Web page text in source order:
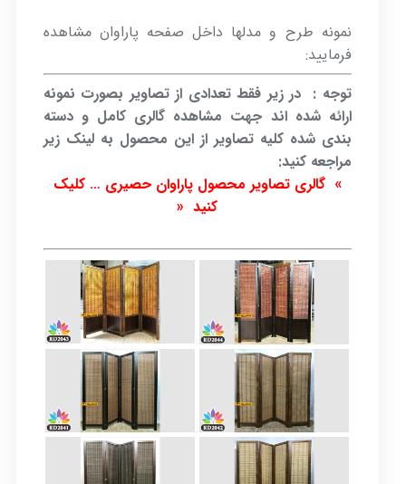
نمونه طرح و مدلها داخل صفحه پاراوان مشاهده
فرمایید:
توجه : در زیر فقط تعدادی از تصاویر بصورت نمونه
ارائه شده اند جهت مشاهده گالری کامل و دسته
بندی شده کلیه تصاویر از این محصول به لینک زیر
مراجعه کنید:
» گالری تصاویر محصول پاراوان حصیری … کلیک
کنید «